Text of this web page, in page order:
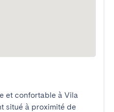
et confortable à Vila
situé à proximité de